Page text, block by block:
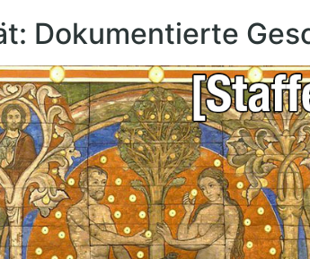
Dokumentierte